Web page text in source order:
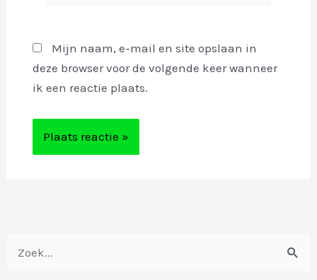
Mijn naam, e-mail en site opslaan in
deze browser voor de volgende keer wanneer
ik een reactie plaats.